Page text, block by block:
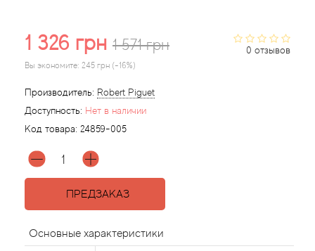
0 отзывов
1 326 грн 1 571 грн
Вы экономите: 245 грн (-16%)
Производитель: Robert Piguet
Доступность: Нет в наличии
Код товара: 24859-005
ПРЕДЗАКАЗ
Основные характеристики
Agatha Ruiz de la Prada
Agent Provocateur
Agonist
Aigner
Aj Arabia (Widian)
Ajmal